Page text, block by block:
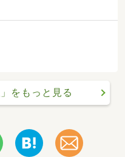
」をもっと見る